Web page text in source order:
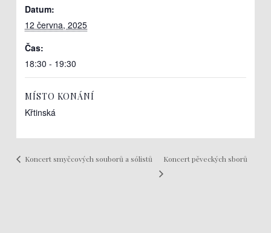
Datum:
12 června, 2025
Čas:
18:30 - 19:30
MÍSTO KONÁNÍ
Křtinská
Koncert smyčcových souborů a sólistů Koncert pěveckých sborů